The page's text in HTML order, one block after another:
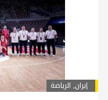
إيران, الرياضة